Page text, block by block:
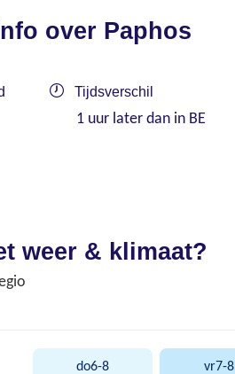
over Paphos
Tijdsverschil
1 uur later dan in BE
weer & klimaat?
do6-8 vr7-8